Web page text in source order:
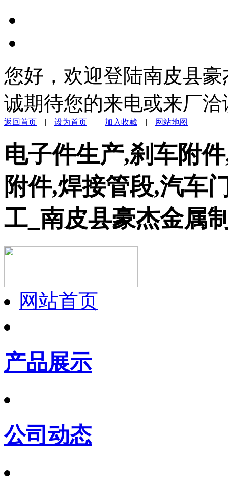
您好，欢迎登陆南皮县
诚期待您的来电或来厂洽
返回首页 | 设为首页 | 加入收藏 | 网站地图
电子件生产,刹车附
附件,焊接管段,汽车
工_南皮县豪杰金属
网站首页
产品展示
公司动态